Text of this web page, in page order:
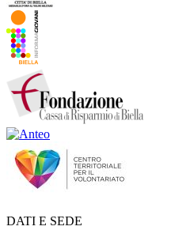
DATI E SEDE